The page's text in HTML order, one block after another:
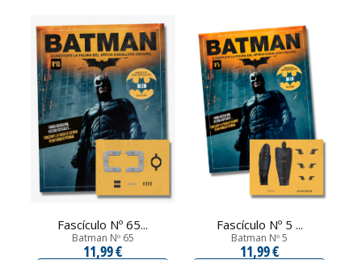
Fascículo Nº 65...
Batman Nº 65
11,99 €
Fascículo Nº 5 ...
Batman Nº 5
11,99 €